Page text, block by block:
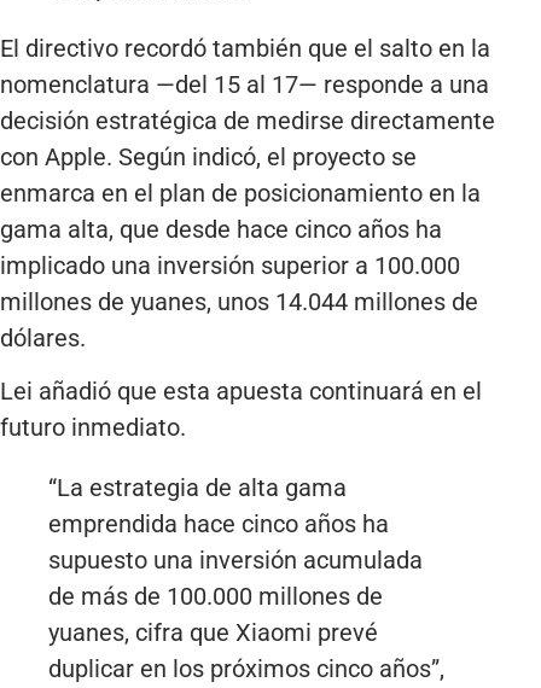
El directivo recordó también que el salto en la
nomenclatura —del 15 al 17— responde a una
decisión estratégica de medirse directamente
con Apple. Según indicó, el proyecto se
enmarca en el plan de posicionamiento en la
gama alta, que desde hace cinco años ha
implicado una inversión superior a 100.000
millones de yuanes, unos 14.044 millones de
dólares.
Lei añadió que esta apuesta continuará en el
futuro inmediato.
“La estrategia de alta gama
emprendida hace cinco años ha
supuesto una inversión acumulada
de más de 100.000 millones de
yuanes, cifra que Xiaomi prevé
duplicar en los próximos cinco años”,